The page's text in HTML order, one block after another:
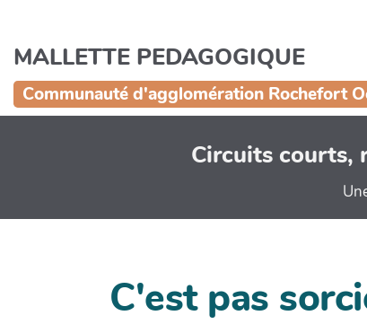
MALLETTE PEDAGOGIQUE
Communauté d'agglomération Rochefort
Circuits courts,
C'est pas